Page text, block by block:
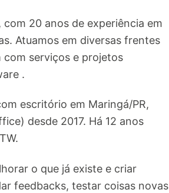
20 anos de experiência em
Atuamos em diversas frentes
com serviços e projetos
.
escritório em Maringá/PR,
desde 2017. Há 12 anos
o que já existe e criar
feedbacks, testar coisas novas